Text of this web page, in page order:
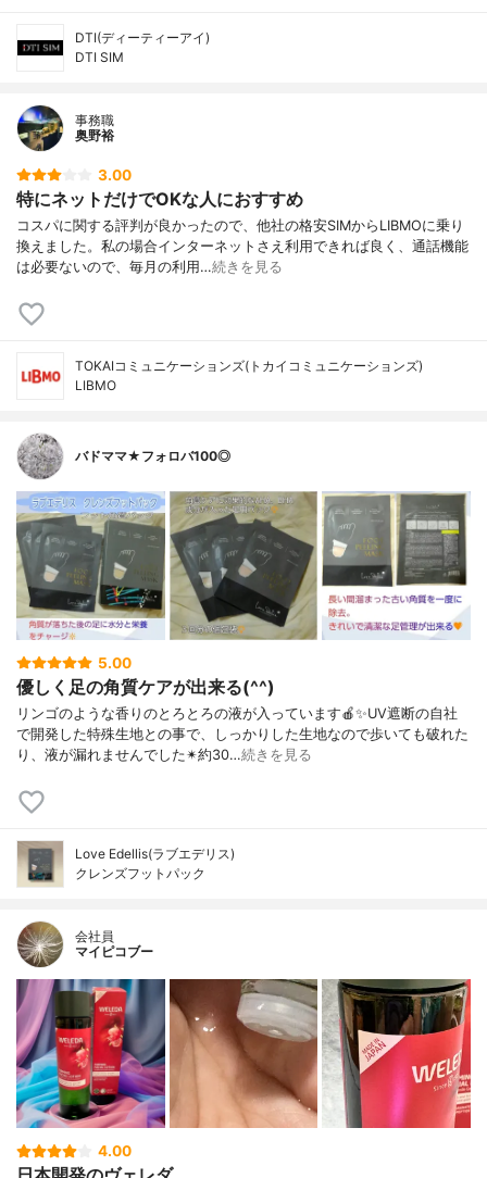
DTI(ディーティーアイ)
DTI SIM
事務職
奥野裕
3.00
特にネットだけでOKな人におすすめ
コスパに関する評判が良かったので、他社の格安SIMからLIBMOに乗り
換えました。私の場合インターネットさえ利用できれば良く、通話機能
は必要ないので、毎月の利用…続きを見る
TOKAIコミュニケーションズ(トカイコミュニケーションズ)
LIBMO
バドママ★フォロバ100◎
5.00
優しく足の角質ケアが出来る(^^)
リンゴのような香りのとろとろの液が入っています🍎✨UV遮断の自社
で開発した特殊生地との事で、しっかりした生地なので歩いても破れた
り、液が漏れませんでした✴約30…続きを見る
Love Edellis(ラブエデリス)
クレンズフットパック
会社員
マイピコブー
4.00